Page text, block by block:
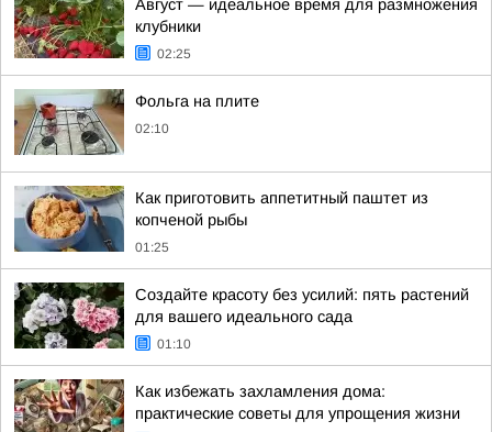
Август — идеальное время для размножения
клубники
02:25
Фольга на плите
02:10
Как приготовить аппетитный паштет из
копченой рыбы
01:25
Создайте красоту без усилий: пять растений
для вашего идеального сада
01:10
Как избежать захламления дома:
практические советы для упрощения жизни